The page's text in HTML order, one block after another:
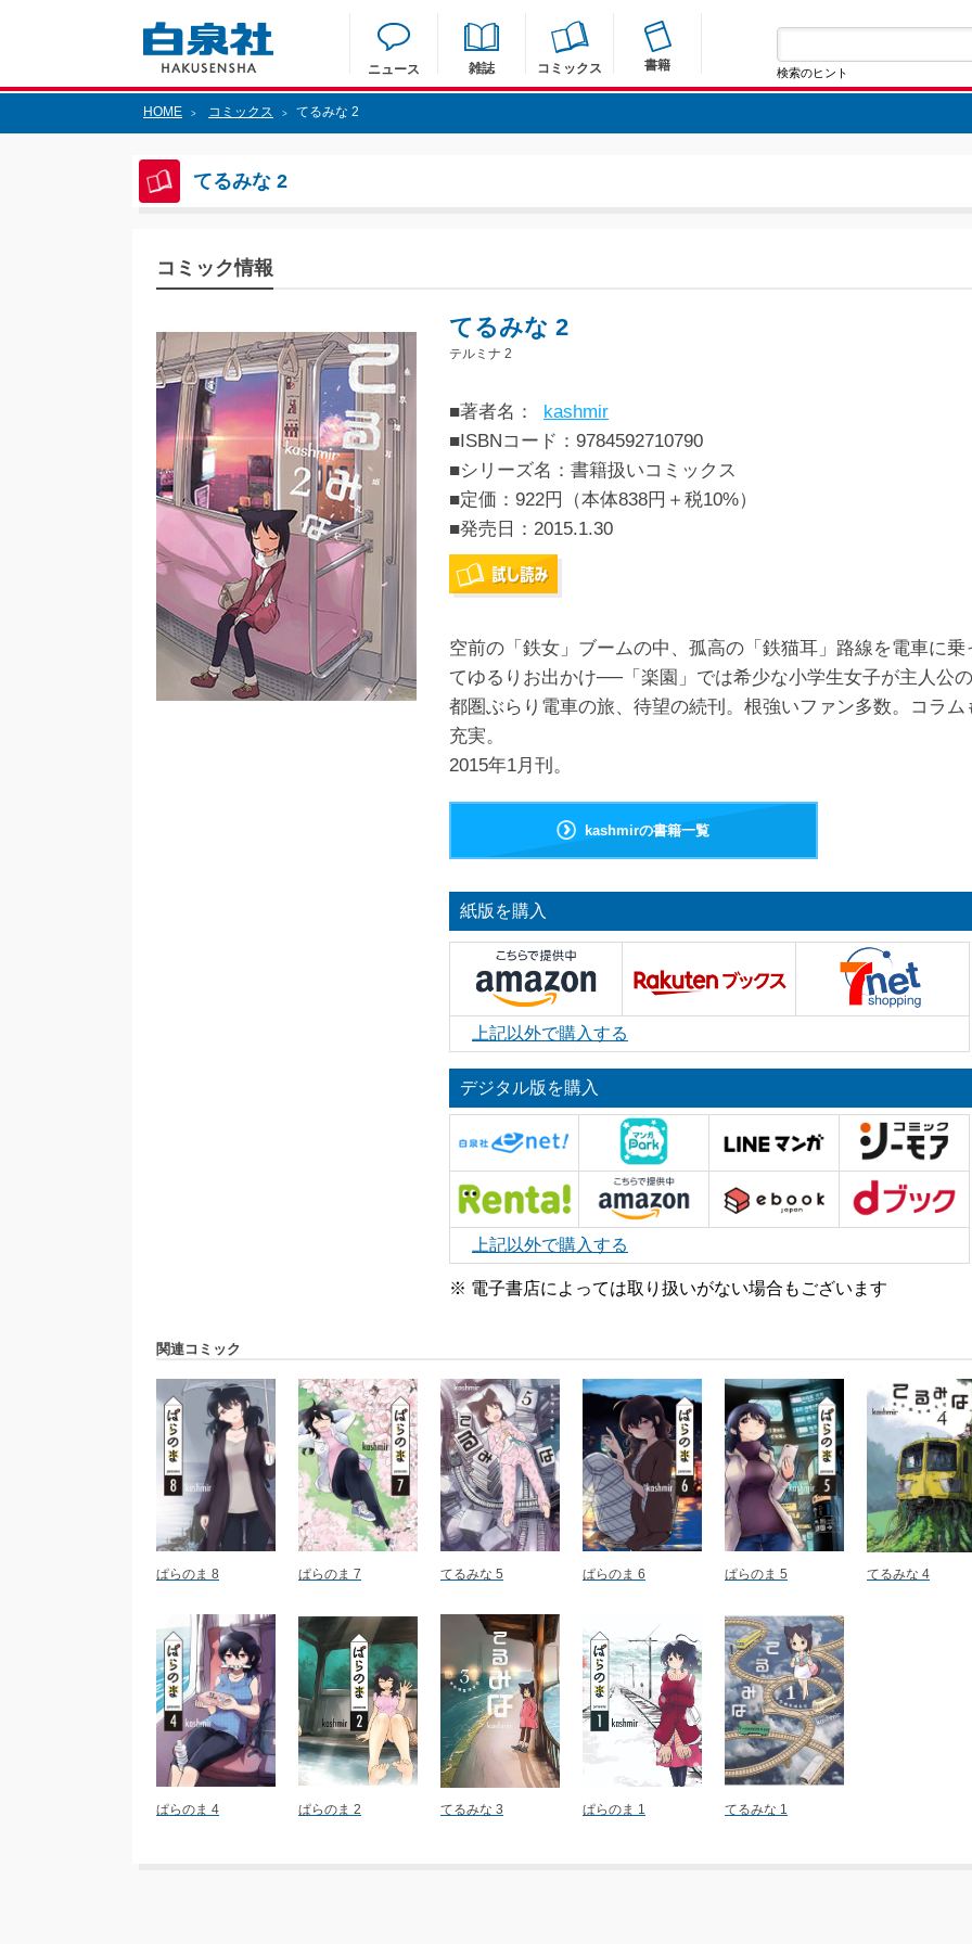
ニュース 雑誌 コミックス 書籍 検索のヒント
HOME > コミックス > てるみな 2
てるみな 2
コミック情報
てるみな 2
テルミナ 2
■著者名：
kashmir
■ISBNコード：9784592710790
■シリーズ名：書籍扱いコミックス
■定価：922円（本体838円＋税10%）
■発売日： 2015.1.30
空前の「鉄女」ブームの中、孤高の「鉄猫耳」路線を電車に乗
てゆるりお出かけ──「楽園」では希少な小学生女子が主人公
都圏ぶらり電車の旅、待望の続刊。根強いファン多数。コラム
充実。
2015年1月刊。
kashmirの書籍一覧
紙版を購入
上記以外で購入する
デジタル版を購入
上記以外で購入する
※ 電子書店によっては取り扱いがない場合もございます
関連コミック
ぱらのま 8 ぱらのま 7 てるみな 5 ぱらのま 6 ぱらのま 5 てるみな 4
ぱらのま 4 ぱらのま 2 てるみな 3 ぱらのま 1 てるみな 1